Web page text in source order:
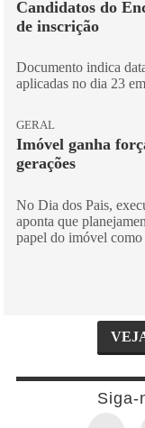
Candidatos do
de inscrição
Documento indica
aplicadas no dia 23
GERAL
Imóvel ganha
gerações
No Dia dos Pais,
aponta que
papel do imóvel como
Siga-